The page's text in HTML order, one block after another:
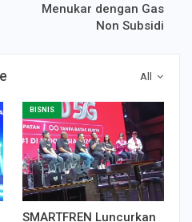
Menukar dengan Gas
Non Subsidi
All
BISNIS
SMARTFREN Luncurkan